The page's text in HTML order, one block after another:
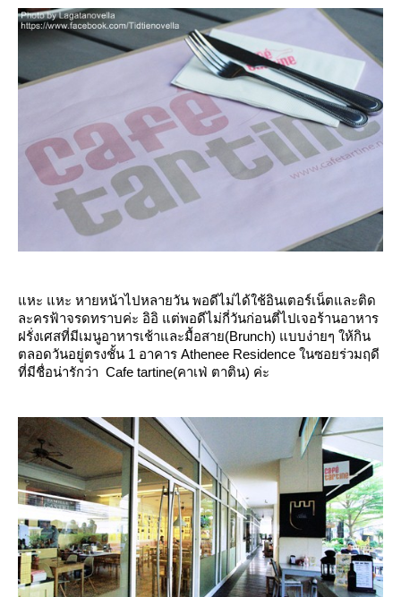
หะ แหะ หายหน้าไปหลายวัน พอดีไม่ได้ใช้อินเตอร์เน็ตและติด
ละครฟ้าจรดทราบค่ะ อิอิ แต่พอดีไม่กี่วันก่อนตี่ไปเจอร้านอาหาร
ฝรั่งเศสที่มีเมนูอาหารเช้าและมื้อสาย(Brunch) แบบง่ายๆ ให้กิน
ตลอดวันอยู่ตรงชั้น 1 อาคาร Athenee Residence ในซอยร่วมฤดี
ที่มีชื่อน่ารักว่า Cafe tartine(คาเฟ่ ตาติน) ค่ะ